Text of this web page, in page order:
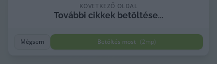
KÖVETKEZŐ OLDAL
További cikkek betöltése...
Mégsem Betöltés most (2mp)